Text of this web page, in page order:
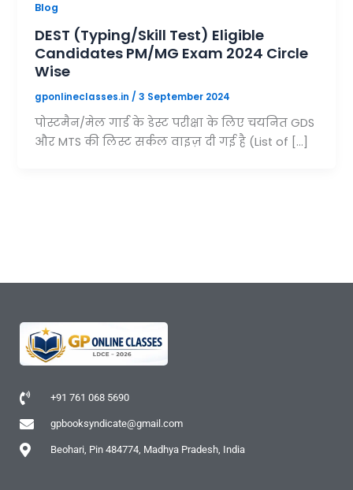
Blog
DEST (Typing/Skill Test) Eligible
Candidates PM/MG Exam 2024 Circle
Wise
gponlineclasses.in /3 September 2024
पोस्टमैन/मेल गार्ड के डेस्ट परीक्षा के लिए चयनित GDS
और MTS की लिस्ट सर्कल वाइज़ दी गई है (List of […]
+91 761 068 5690
gpbooksyndicate@gmail.com
Beohari, Pin 484774, Madhya Pradesh, India